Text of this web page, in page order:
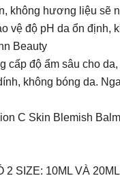
không hương liệu sẽ
vệ độ pH da ổn
Beauty
cấp độ ẩm sâu cho
không bóng da.
C Skin Blemish
2 SIZE: 10ML VÀ